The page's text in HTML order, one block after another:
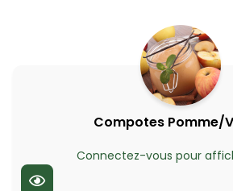
Compotes Pomme/
Connectez-vous pour